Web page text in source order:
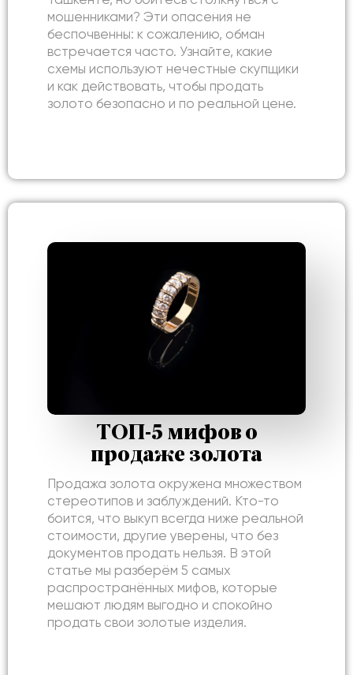
мошенниками? Эти опасения не
беспочвенны: к сожалению, обман
встречается часто. Узнайте, какие
схемы используют нечестные скупщики
и как действовать, чтобы продать
золото безопасно и по реальной цене.
ТОП-5 мифов о
продаже золота
Продажа золота окружена множеством
стереотипов и заблуждений. Кто-то
боится, что выкуп всегда ниже реальной
стоимости, другие уверены, что без
документов продать нельзя. В этой
статье мы разберём 5 самых
распространённых мифов, которые
мешают людям выгодно и спокойно
продать свои золотые изделия.